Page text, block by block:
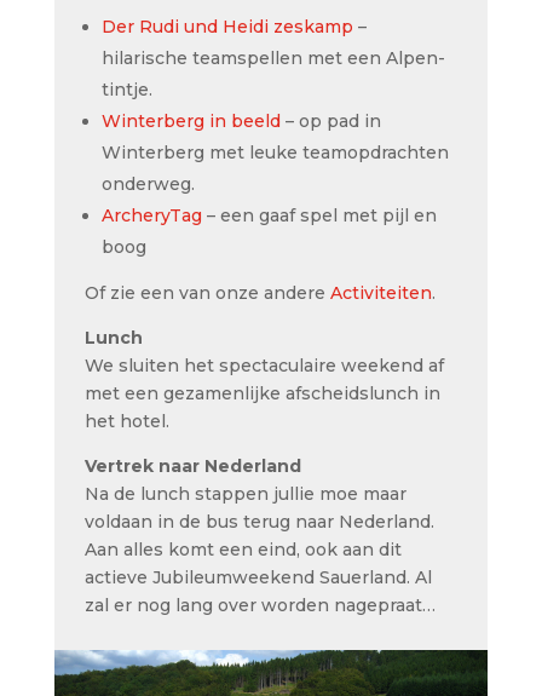
Der Rudi und Heidi zeskamp –
hilarische teamspellen met een Alpen-
tintje.
Winterberg in beeld – op pad in
Winterberg met leuke teamopdrachten
onderweg.
ArcheryTag – een gaaf spel met pijl en
boog
Of zie een van onze andere Activiteiten.
Lunch
We sluiten het spectaculaire weekend af
met een gezamenlijke afscheidslunch in
het hotel.
Vertrek naar Nederland
Na de lunch stappen jullie moe maar
voldaan in de bus terug naar Nederland.
Aan alles komt een eind, ook aan dit
actieve Jubileumweekend Sauerland. Al
zal er nog lang over worden nagepraat…